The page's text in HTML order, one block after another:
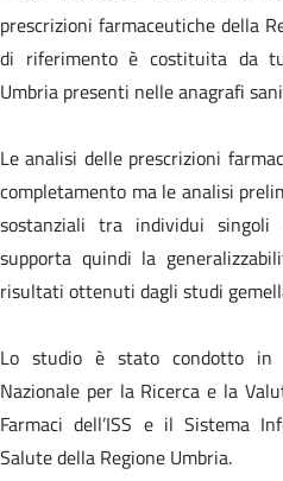
prescrizioni farmaceutiche della
di riferimento è costituita da
Umbria presenti nelle anagrafi
Le analisi delle prescrizioni
completamento ma le analisi
sostanziali tra individui singoli
supporta quindi la
risultati ottenuti dagli studi
Lo studio è stato condotto in
Nazionale per la Ricerca e la
Farmaci dell’ISS e il Sistema
Salute della Regione Umbria.